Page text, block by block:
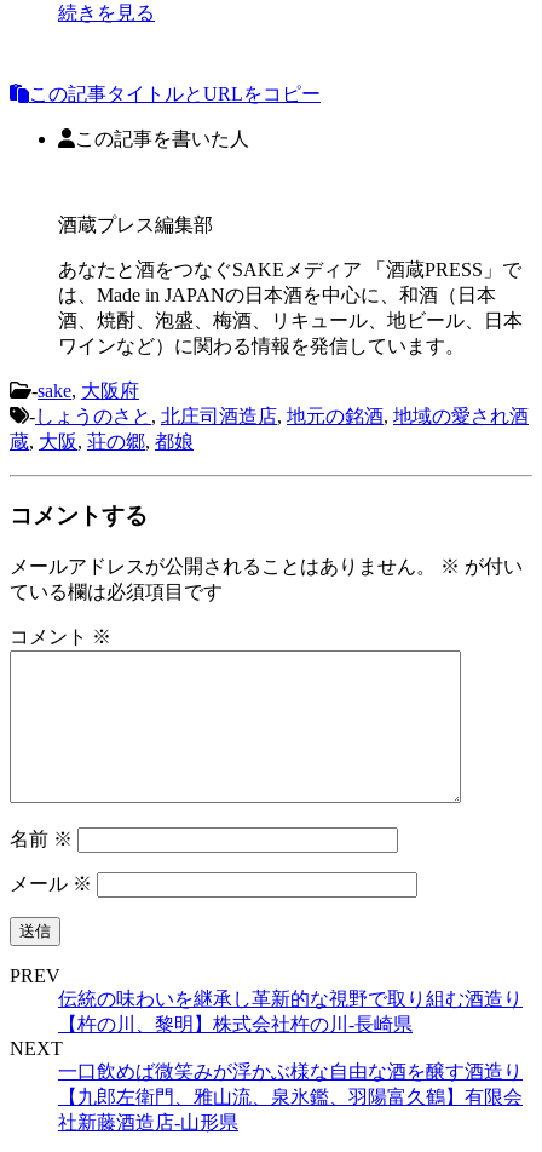
続きを見る
この記事タイトルとURLをコピー
この記事を書いた人
酒蔵プレス編集部
あなたと酒をつなぐSAKEメディア 「酒蔵PRESS」で
は、Made in JAPANの日本酒を中心に、和酒（日本
酒、焼酎、泡盛、梅酒、リキュール、地ビール、日本
ワインなど）に関わる情報を発信しています。
-sake, 大阪府
-しょうのさと , 北庄司酒造店, 地元の銘酒, 地域の愛され酒
蔵, 大阪, 荘の郷, 都娘
コメントする
メールアドレスが公開されることはありません。 ※ が付い
ている欄は必須項目です
コメント ※
名前 ※
メール ※
PREV
伝統の味わいを継承し革新的な視野で取り組む酒造り
【杵の川、黎明】株式会社杵の川-長崎県
NEXT
一口飲めば微笑みが浮かぶ様な自由な酒を醸す酒造り
【九郎左衛門、雅山流、泉氷鑑、羽陽富久鶴】有限会
社新藤酒造店-山形県